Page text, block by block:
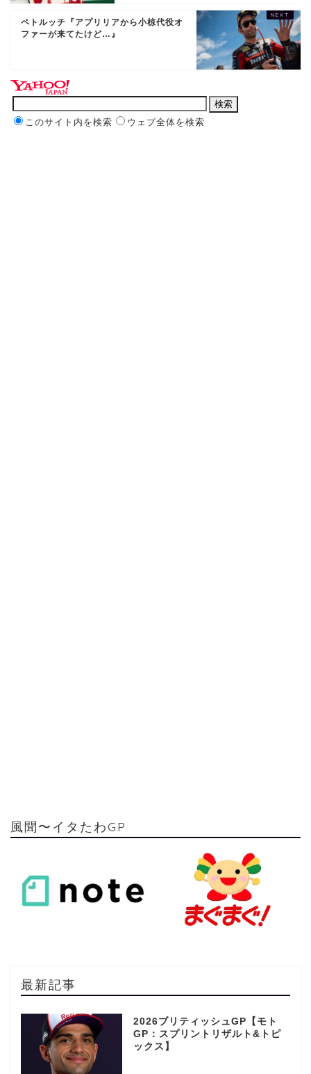
ペトルッチ『アプリリアから小椋代役オ
ファーが来てたけど…』
このサイト内を検索 ウェブ全体を検索
風聞〜イタたわGP
最新記事
2026ブリティッシュGP【モト
GP：スプリントリザルト&トピ
ックス】